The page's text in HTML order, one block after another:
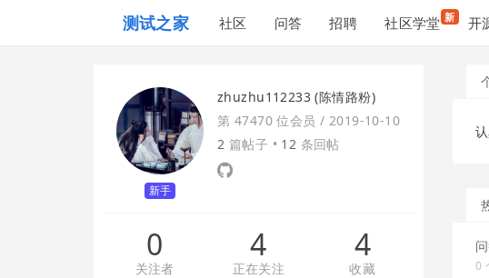
测试之家 社区 问答 招聘 社区学堂 新 开
新手
zhuzhu112233 (陈情路粉)
第 47470 位会员 / 2019-10-10
2 篇帖子 • 12 条回帖
0
关注者
4
正在关注
4
收藏 0